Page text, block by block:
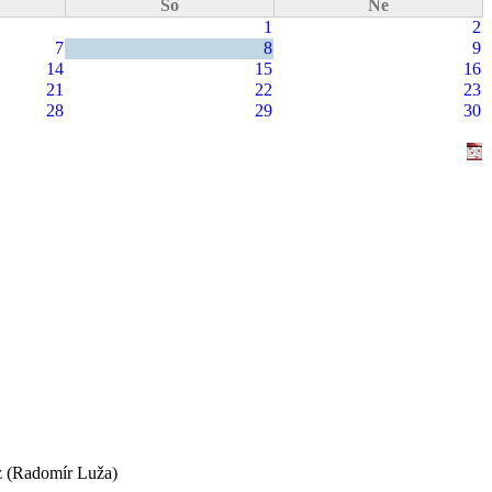
So
Ne
1
2
7
8
9
14
15
16
21
22
23
28
29 30
(Radomír Luža)